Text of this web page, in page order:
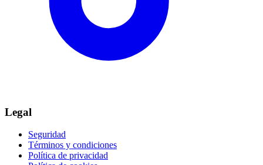
Legal
Seguridad
Términos y condiciones
Política de privacidad